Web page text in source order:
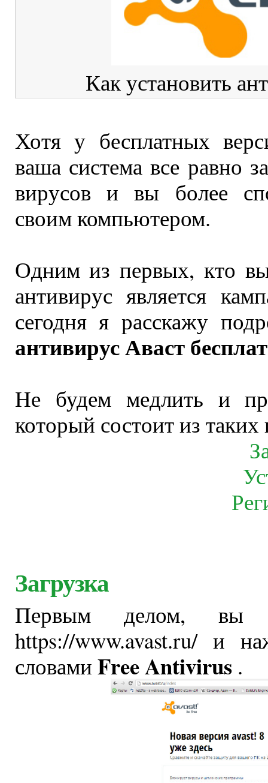
Как установить
Хотя у бесплатных
ваша система все равно
вирусов и вы более
своим компьютером.
Одним из первых, кто
антивирус является
сегодня я расскажу
антивирус Аваст
Не будем медлить и
который состоит из таких
Загрузка
Первым делом, вы
https://www.avast.ru/ и
словами Free Antivirus .